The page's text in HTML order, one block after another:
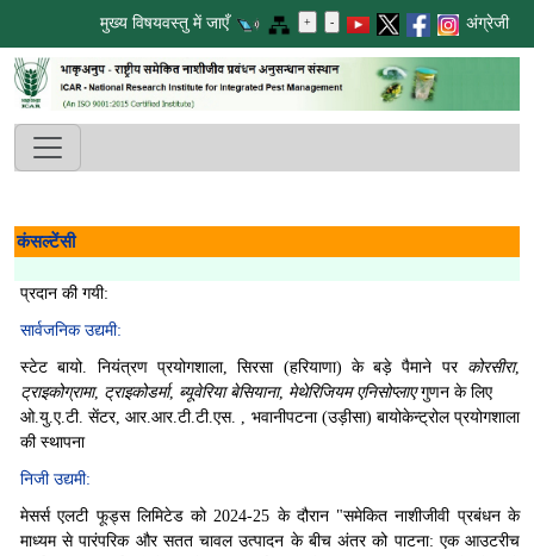
मुख्य विषयवस्तु में जाएँ अंग्रेजी
कंसल्टेंसी
प्रदान की गयी:
सार्वजनिक उद्यमी:
स्टेट बायो. नियंत्रण प्रयोगशाला, सिरसा (हरियाणा) के बड़े पैमाने पर कोरसीरा,
ट्राइकोग्रामा, ट्राइकोडर्मा, ब्यूवेरिया बेसियाना, मेथेरिजियम एनिसोप्लाएगुणन के लिए
ओ.यु.ए.टी. सेंटर, आर.आर.टी.टी.एस. , भवानीपटना (उड़ीसा) बायोकेन्ट्रोल प्रयोगशाला
की स्थापना
निजी उद्यमी:
मेसर्स एलटी फूड्स लिमिटेड को 2024-25 के दौरान "समेकित नाशीजीवी प्रबंधन के
माध्यम से पारंपरिक और सतत चावल उत्पादन के बीच अंतर को पाटना: एक आउटरीच